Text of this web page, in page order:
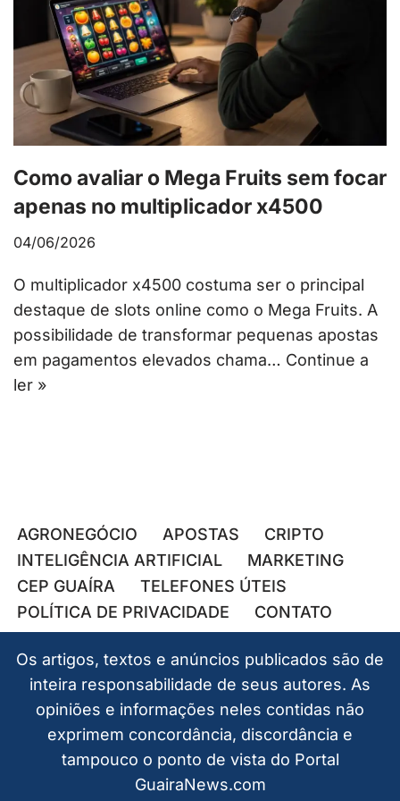
Como avaliar o Mega Fruits sem focar
apenas no multiplicador x4500
04/06/2026
O multiplicador x4500 costuma ser o principal
destaque de slots online como o Mega Fruits. A
possibilidade de transformar pequenas apostas
em pagamentos elevados chama… Continue a
ler »
AGRONEGÓCIO APOSTAS
CRIPTO
INTELIGÊNCIA ARTIFICIAL
MARKETING
CEP GUAÍRA
TELEFONES ÚTEIS
POLÍTICA DE PRIVACIDADE
CONTATO
Os artigos, textos e anúncios publicados são de
inteira responsabilidade de seus autores. As
opiniões e informações neles contidas não
exprimem concordância, discordância e
tampouco o ponto de vista do Portal
GuairaNews.com